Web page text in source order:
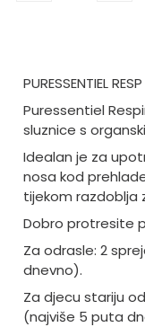
PURESSENTIEL
Puressentiel
sluznice s
Idealan je za
nosa kod
tijekom razdoblja
Dobro protresite
Za odrasle: 2
dnevno).
Za djecu stariju
(najviše 5 puta